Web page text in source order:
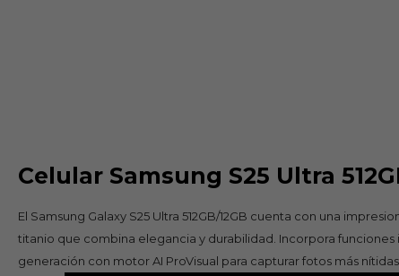
Celular Samsung S25 Ultra
El Samsung Galaxy S25 Ultra 512GB/12GB cuenta con una
titanio que combina elegancia y durabilidad. Incorpora
generación con motor AI ProVisual para capturar fotos más